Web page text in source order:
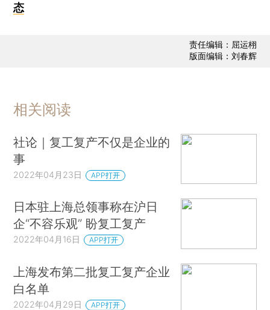
态
责任编辑：屈运栩
版面编辑：刘春辉
相关阅读
社论｜复工复产不仅是企业的
事
2022年04月23日 APP打开
日本驻上海总领事称在沪日
企“不容乐观” 盼复工复产
2022年04月16日 APP打开
上海发布第二批复工复产企业
白名单
2022年04月29日 APP打开